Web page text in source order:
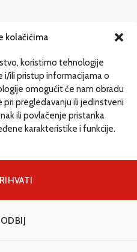
kolačićima
koristimo tehnologije
i/ili pristup informacijama o
omogućit će nam obradu
pregledavanju ili jedinstveni
ili povlačenje pristanka
karakteristike i funkcije.
ODBIJ